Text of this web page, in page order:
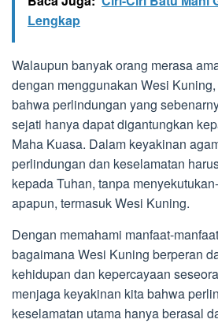
Lengkap
Walaupun banyak orang merasa
dengan menggunakan Wesi
bahwa perlindungan yang
sejati hanya dapat digantungkan
Maha Kuasa. Dalam keyakinan
perlindungan dan keselamatan
kepada Tuhan, tanpa
apapun, termasuk Wesi Kuning.
Dengan memahami manfaat-
bagaimana Wesi Kuning berperan
kehidupan dan kepercayaan
menjaga keyakinan kita bahwa
keselamatan utama hanya berasal